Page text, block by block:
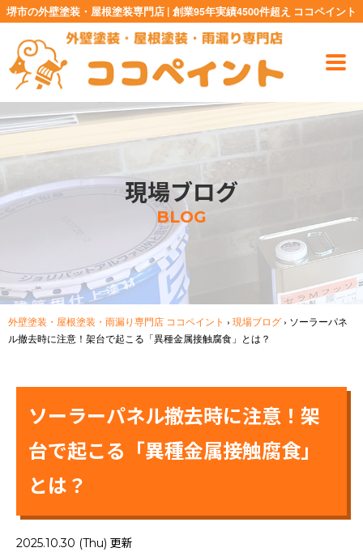
堺市の外壁塗装・屋根塗装専門店 | 創業95年実績4500件超え ココペイント
現場ブログ
BLOG
外壁塗装・屋根塗装・雨漏り専門店 ココペイント › 現場ブログ › ソーラーパネ
ル撤去時に注意！架台で起こる「異種金属接触腐食」とは？
ソーラーパネル撤去時に注意！架
台で起こる「異種金属接触腐食」
とは？
2025.10.30 (Thu) 更新